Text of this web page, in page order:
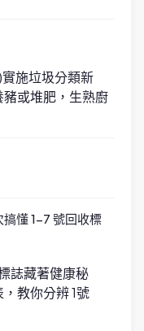
施垃圾分類新
或堆肥，生熟廚
搞懂 1-7 號回收標
誌藏著健康秘
教你分辨 1號